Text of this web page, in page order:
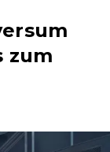
zum